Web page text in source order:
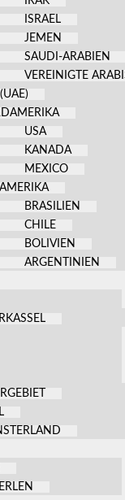
ISRAEL
JEMEN
SAUDI-ARABIEN
VEREINIGTE
(UAE)
USA
KANADA
MEXICO
BRASILIEN
CHILE
BOLIVIEN
ARGENTINIEN